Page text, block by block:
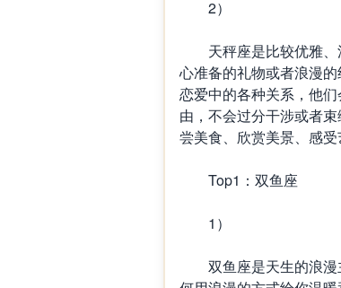
2）
天秤座是比较优雅、
心准备的礼物或者浪漫
恋爱中的各种关系，他
由，不会过分干涉或者
尝美食、欣赏美景、感受
Top1：双鱼座
1）
双鱼座是天生的浪漫